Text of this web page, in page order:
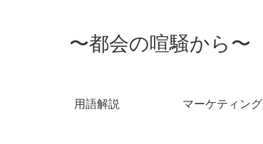
〜都会の喧騒から〜
用語解説 マーケティング